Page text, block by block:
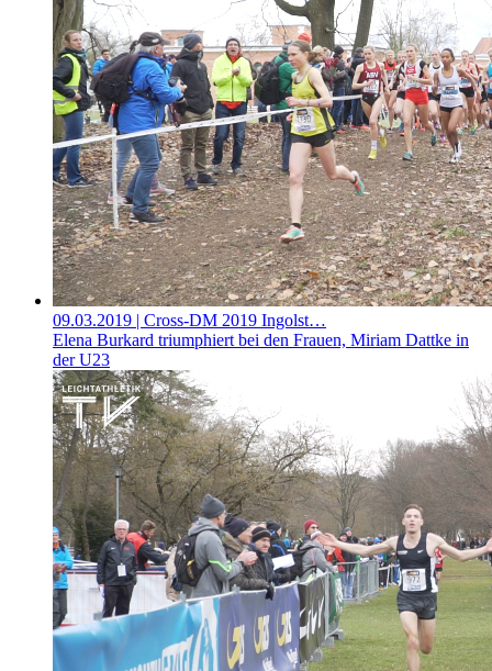
09.03.2019 | Cross-DM 2019 Ingolst…
Elena Burkard triumphiert bei den Frauen, Miriam Dattke in
der U23